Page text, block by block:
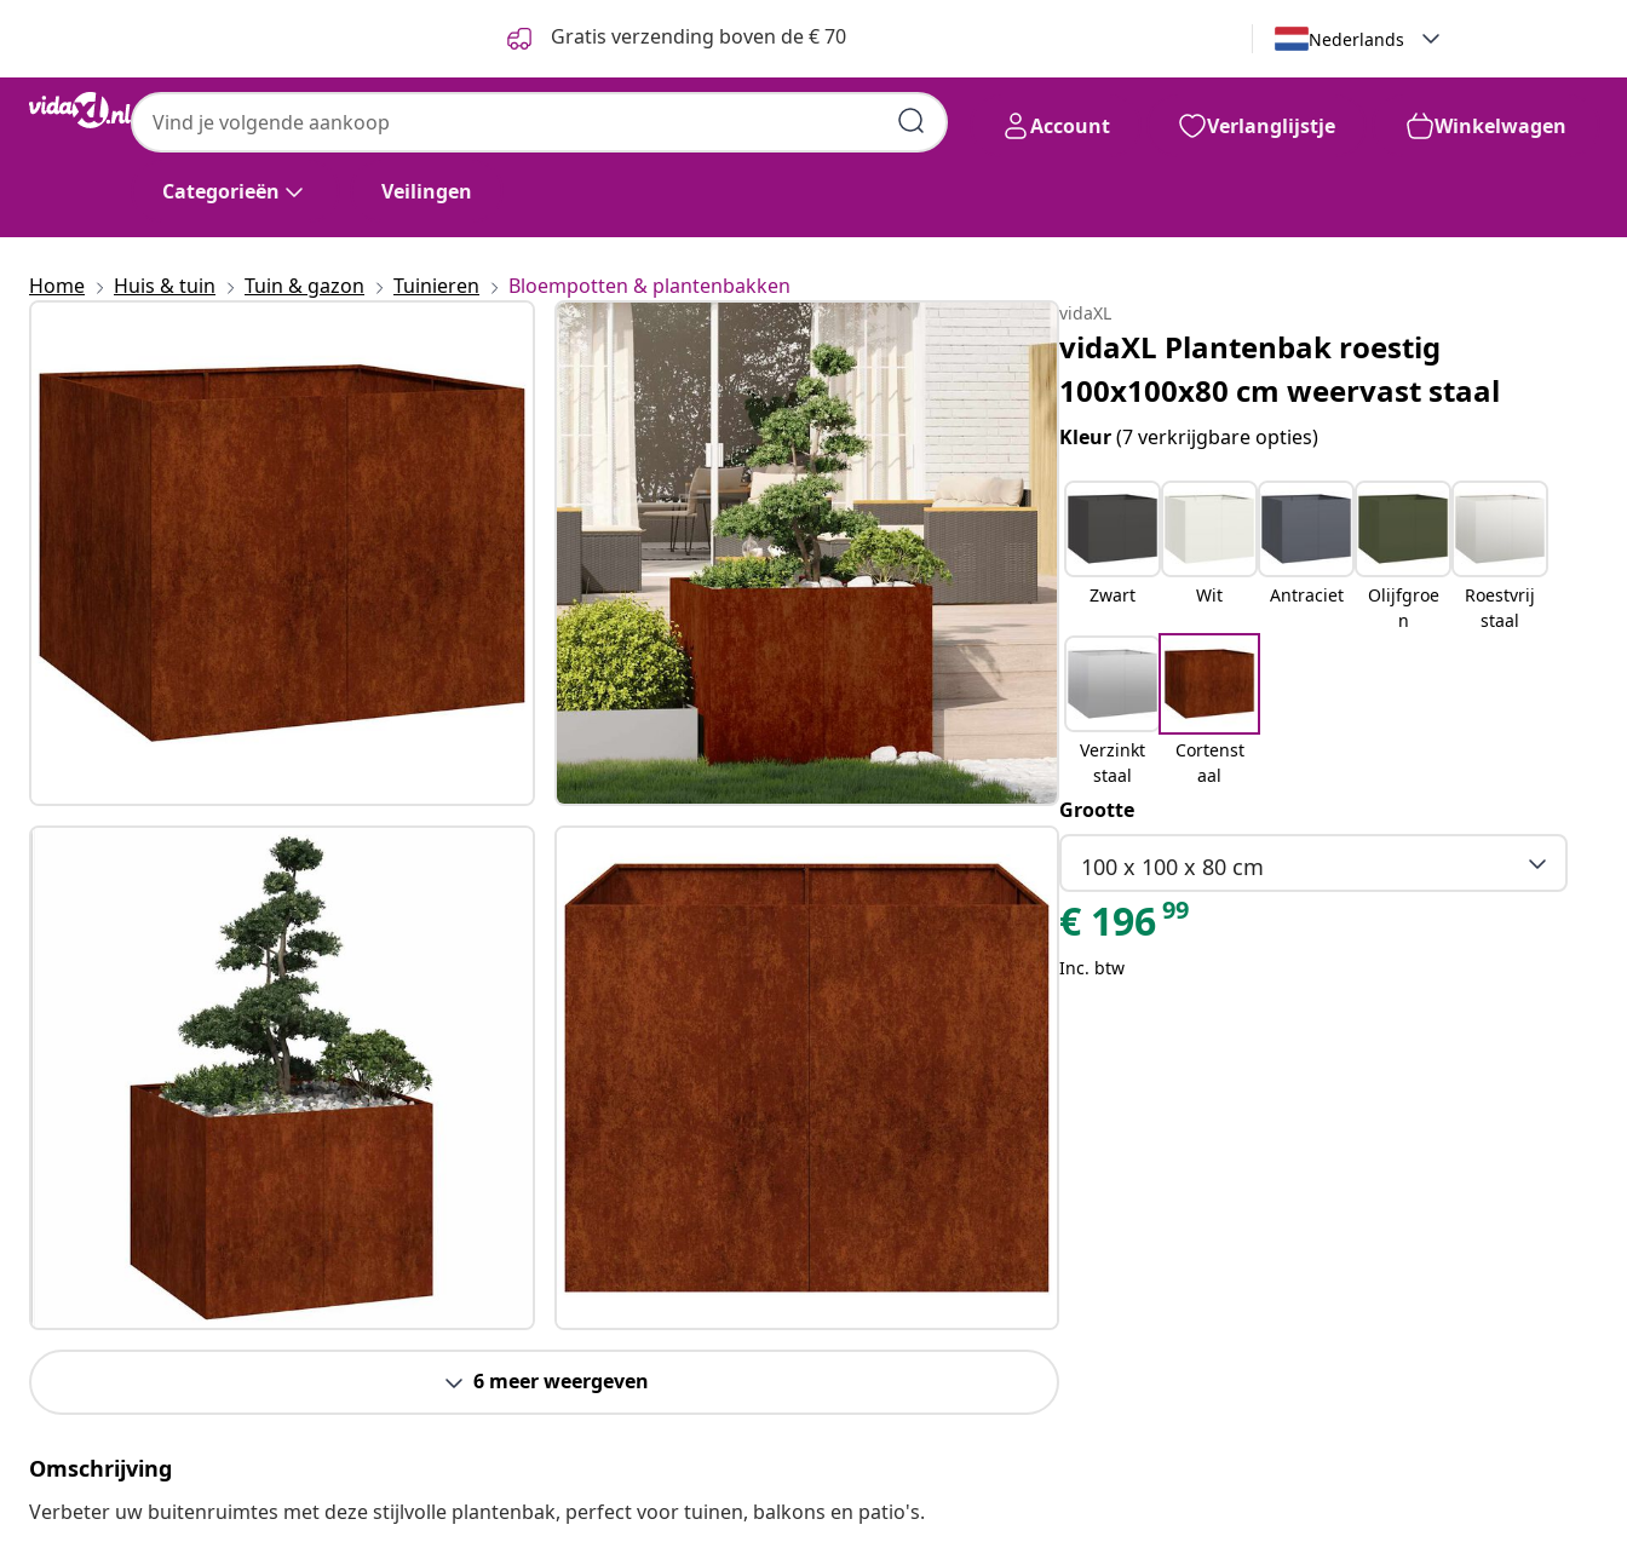
Gratis verzending boven de € 70 Nederlands
Categorieën Veilingen
Account Verlanglijstje Winkelwagen
Home Huis & tuin Tuin & gazon Tuinieren Bloempotten & plantenbakken
6 meer weergeven
Omschrijving
Verbeter uw buitenruimtes met deze stijlvolle plantenbak, perfect voor tuinen, balkons en patio's.
vidaXL
vidaXL Plantenbak roestig
100x100x80 cm weervast staal
Kleur(7 verkrijgbare opties)
Zwart Wit Antraciet
Olijfgroe
n
Roestvrij
staal
Verzinkt
staal
Cortenst
aal
Grootte
100 x 100 x 80 cm
€ 19699
Inc. btw